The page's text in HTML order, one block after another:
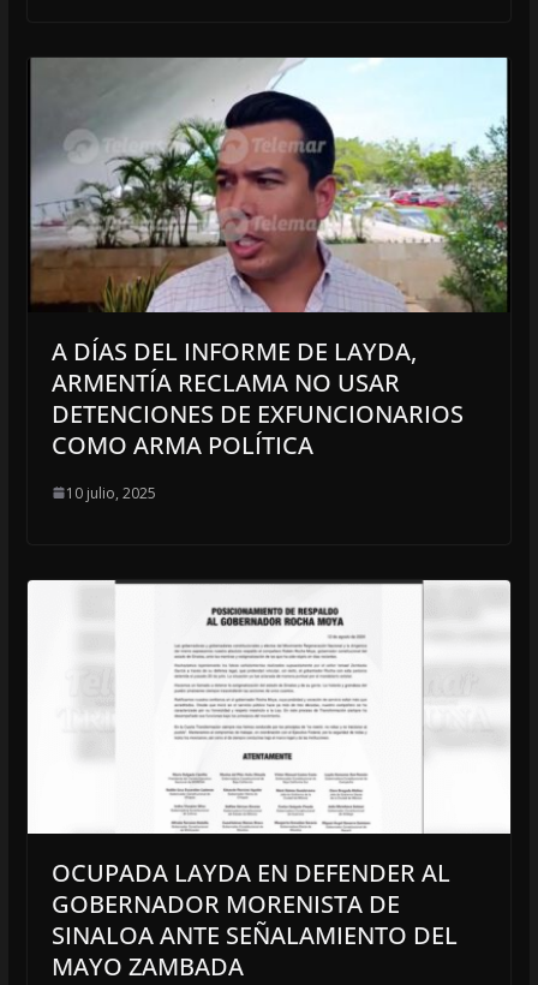
A DÍAS DEL INFORME DE LAYDA,
ARMENTÍA RECLAMA NO USAR
DETENCIONES DE EXFUNCIONARIOS
COMO ARMA POLÍTICA
10 julio, 2025
OCUPADA LAYDA EN DEFENDER AL
GOBERNADOR MORENISTA DE
SINALOA ANTE SEÑALAMIENTO DEL
MAYO ZAMBADA